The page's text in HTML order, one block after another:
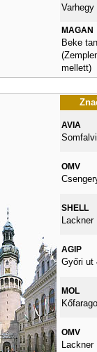
MAGAN
Beke
mellett)
AVIA
OMV
SHELL
AGIP
Győri ut
MOL
OMV